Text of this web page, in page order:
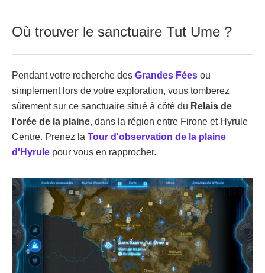
Où trouver le sanctuaire Tut Ume ?
Pendant votre recherche des Grandes Fées ou
simplement lors de votre exploration, vous tomberez
sûrement sur ce sanctuaire situé à côté du Relais de
l'orée de la plaine, dans la région entre Firone et Hyrule
Centre. Prenez la Tour d'observation de la plaine
d'Hyrule pour vous en rapprocher.